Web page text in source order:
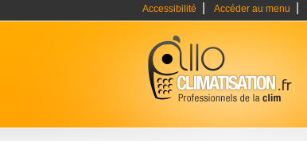
Accessibilité Accéder au menu